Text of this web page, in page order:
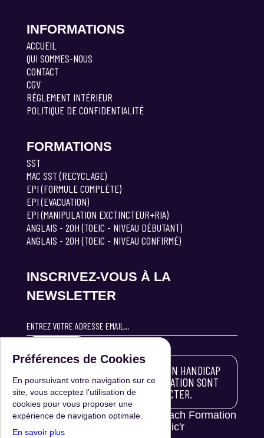
Préférences de Cookies
En poursuivant votre navigation sur ce
site, vous acceptez l’utilisation de
cookies pour vous proposer une
expérience de navigation optimale.
En savoir plus
INFORMATIONS
ACCUEIL
QUI SOMMES-NOUS
CONTACT
CGV
RÉGLEMENT INTÉRIEUR
POLITIQUE DE CONFIDENTIALITÉ
FORMATIONS
SST
MAC SST (RECYCLAGE)
EPI (FORMULE COMPLÈTE)
EPI (EVACUATION)
EPI (MANIPULATION EXCTINCTEUR+RIA)
ANGLAIS - 20H (TOEIC - NIVEAU DÉBUTANT)
ANGLAIS - 20H (TOEIC - NIVEAU CONFIRMÉ)
INSCRIVEZ-VOUS À LA
NEWSLETTER
LES PERSONNES ATTEINTES D'UN HANDICAP
SOUHAITANT SUIVRE UNE FORMATION SONT
INVITÉES À NOUS CONTACTER.
© 2024 Tout droit réservé | Coach Formation
Clic'r